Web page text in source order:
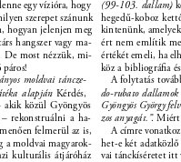
egy vízióra, hogy
szerepet szánunk
hogyan jelenjen meg
hangszer vagy ma-
De most nézzük, mi-
páros!
moldvai táncze-
alapján. Kérdés,
akik közül Gyöngyös
rekonstruálni a ha-
felmerül az is,
a moldvai magyarok-
kulturális átjáróház
(99-103. dallam)
,
hegedű-koboz
kintenünk,
ért nem említik
értékét emeli, ha
köz a bibliográﬁa
A folytatás
do-rubato dallamok
Gyöngyös György
zos anyagát.”. Miért
A címre
het-e két
vai tánckíséretet itt